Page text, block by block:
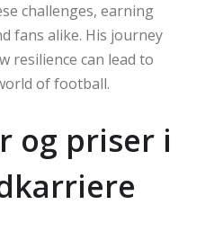
challenges, earning
fans alike. His journey
resilience can lead to
of football.
og priser i